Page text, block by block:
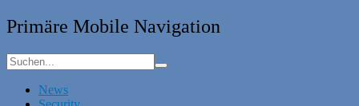
Primäre Mobile Navigation
News